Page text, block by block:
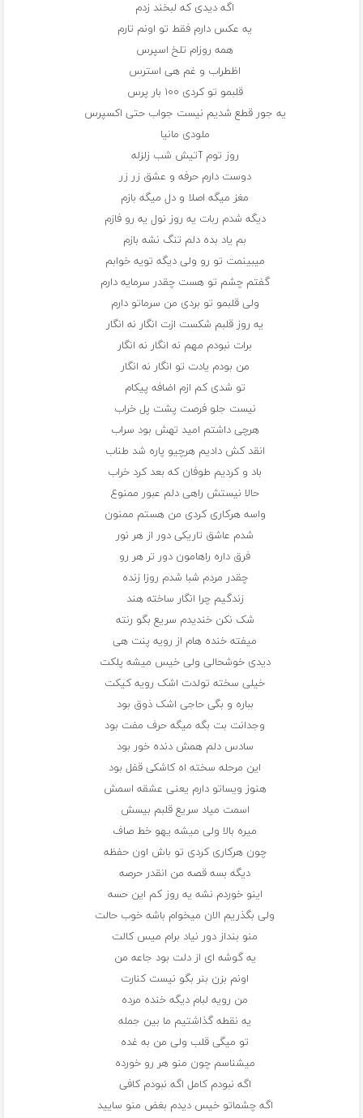
اگه دیدی که لبخند زدم
یه عکس دارم فقط تو اونم تارم
همه روزام تلخ اسپرس
اظطراب و غم هی استرس
قلبمو تو کردی ۱۰۰ بار پرس
یه جور قطع شدیم نیست جواب حتی اکسپرس
ملودی مانیا
روز توم آتیش شب زلزله
دوست دارم حرفه و عشق زر زر
مغز میگه اصلا و دل میگه بازم
دیگه شدم ربات یه روز نول یه رو فازم
بم یاد بده دلم تنگ نشه بازم
میبینمت تو رو ولی دیگه تویه خوابم
گفتم چشم تو هست چقدر سرمایه دارم
ولی قلبمو تو بردی من سرماتو دارم
یه روز قلبم شکست ازت انگار نه انگار
برات نبودم مهم نه انگار نه انگار
من بودم یادت تو انگار نه انگار
تو شدی کم ازم اضافه پیکام
نیست جلو فرصت پشت پل خراب
هرچی داشتم امید تهش بود سراب
انقد کش دادیم هرچیو پاره شد طناب
باد و کردیم طوفان که بعد کرد خراب
حالا نیستش راهی دلم عبور ممنوع
واسه هرکاری کردی من هستم ممنون
شدم عاشق تاریکی دور از هر نور
فرق داره راهامون دور تر هر رو
چقدر مردم شبا شدم روزا زنده
زندگیم چرا انگار ساخته هند
شک نکن خندیدم سریع بگو رنته
میفته خنده هام از رویه پنت هی
دیدی خوشحالی ولی خیس میشه پلکت
خیلی سخته تولدت اشک رویه کیکت
بباره و بگی حاجی اشک ذوق بود
وجدانت بت بگه میگه حرف مفت بود
سادس دلم همش دنده خور بود
این مرحله سخته اه کاشکی قفل بود
هنوز ویساتو دارم یعنی عشقه اسمش
اسمت میاد سریع قلبم بیسش
میره بالا ولی میشه یهو خط صاف
چون هرکاری کردی تو باش اون حفظه
دیگه بسه قصه من انقدر حرصه
اینو خوردم نشه یه روز کم این حسه
ولی بگذریم الان میخوام باشه خوب حالت
منو بنداز دور نیاد برام میس کالت
یه گوشه ای از دلت بود جاعه من
اونم بزن بنر بگو نیست کنارت
من رویه لبام دیگه خنده مرده
یه نقطه گذاشتیم ما بین جمله
تو میگی قلب ولی من به غده
میشناسم چون منو هر رو خورده
اگه نبودم کامل اگه نبودم کافی
اگه چشماتو خیس دیدم بغض منو سایید